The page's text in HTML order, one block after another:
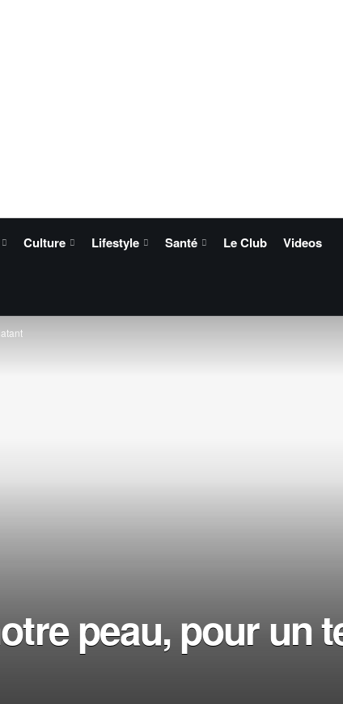
Culture Lifestyle Santé Le Club Videos
peau, pour un